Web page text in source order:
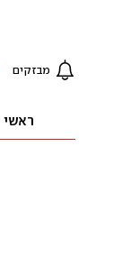
מבזקים
ראשי